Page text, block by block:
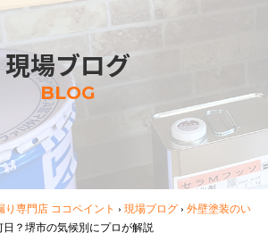
現場ブログ
BLOG
専門店 ココペイント › 現場ブログ › 外壁塗装のい
？堺市の気候別にプロが解説